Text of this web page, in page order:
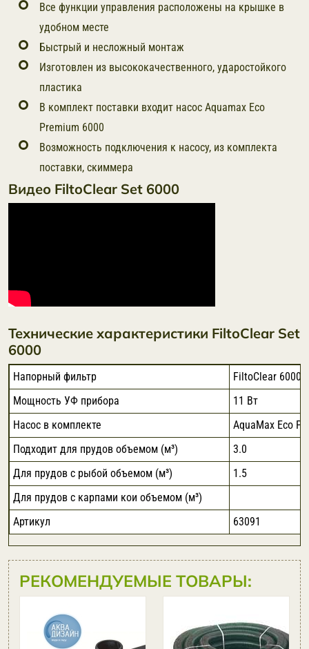
Все функции управления расположены на крышке в
удобном месте
Быстрый и несложный монтаж
Изготовлен из высококачественного, ударостойкого
пластика
В комплект поставки входит насос Aquamax Eco
Premium 6000
Возможность подключения к насосу, из комплекта
поставки, скиммера
Видео FiltoClear Set 6000
Технические характеристики FiltoClear Set
6000
Напорный фильтр
FiltoClear 6000
Мощность УФ прибора
11 Вт
Насос в комплекте
AquaMax Eco
Подходит для прудов объемом (м³)
3.0
Для прудов с рыбой объемом (м³)
1.5
Для прудов с карпами кои объемом (м³)
Артикул
63091
РЕКОМЕНДУЕМЫЕ ТОВАРЫ:
Gravity Eco
10000